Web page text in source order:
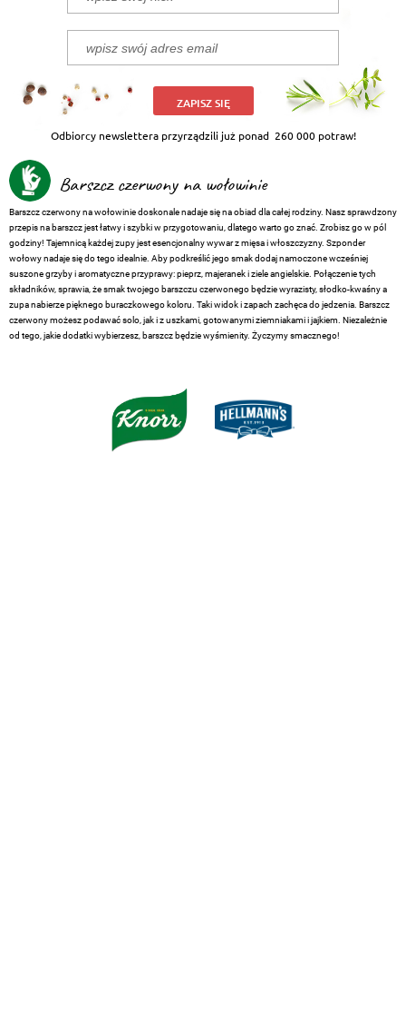
ZAPISZ SIĘ
Odbiorcy newslettera przyrządzili już ponad 260 000 potraw!
Barszcz czerwony na wołowinie
Barszcz czerwony na wołowinie doskonale nadaje się na obiad dla całej rodziny. Nasz sprawdzony
przepis na barszcz jest łatwy i szybki w przygotowaniu, dlatego warto go znać. Zrobisz go w pól
godziny! Tajemnicą każdej zupy jest esencjonalny wywar z mięsa i włoszczyzny. Szponder
wołowy nadaje się do tego idealnie. Aby podkreślić jego smak dodaj namoczone wcześniej
suszone grzyby i aromatyczne przyprawy: pieprz, majeranek i ziele angielskie. Połączenie tych
składników, sprawia, że smak twojego barszczu czerwonego będzie wyrazisty, słodko-kwaśny a
zupa nabierze pięknego buraczkowego koloru. Taki widok i zapach zachęca do jedzenia. Barszcz
czerwony możesz podawać solo, jak i z uszkami, gotowanymi ziemniakami i jajkiem. Niezależnie
od tego, jakie dodatki wybierzesz, barszcz będzie wyśmienity. Życzymy smacznego!